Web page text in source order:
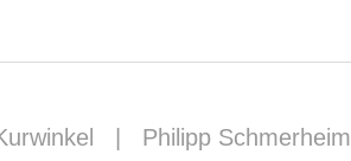
Philipp Schmerheim